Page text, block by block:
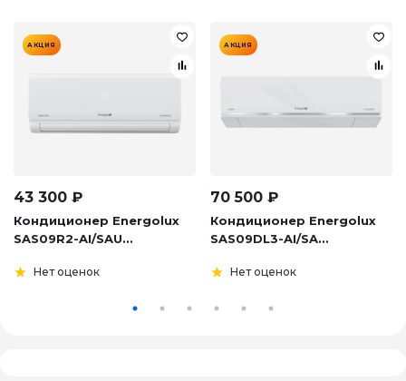
АКЦИЯ
43 300 ₽
Кондиционер Energolux
SAS09R2-AI/SAU...
Нет оценок
АКЦИЯ
70 500 ₽
Кондиционер Energolux
SAS09DL3-AI/SA...
Нет оценок